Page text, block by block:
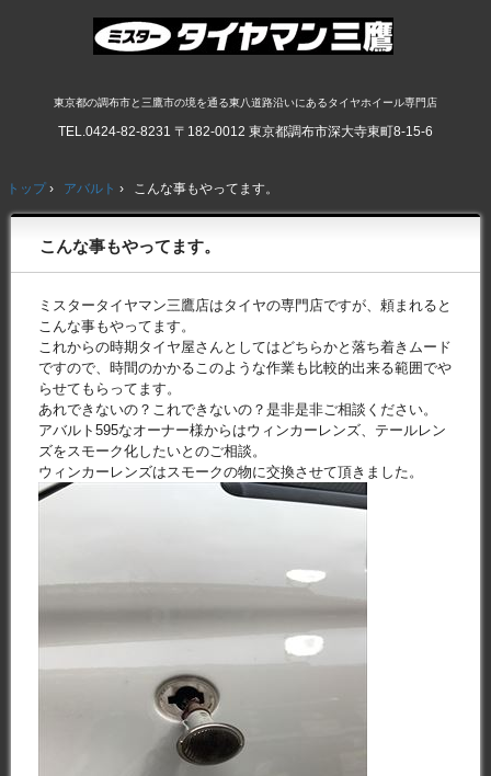
東京都の調布市と三鷹市の境を通る東八道路沿いにあるタイヤホイール専門店
TEL.0424-82-8231 〒182-0012 東京都調布市深大寺東町8-15-6
トップ › アバルト › こんな事もやってます。
こんな事もやってます。
ミスタータイヤマン三鷹店はタイヤの専門店ですが、頼まれると
こんな事もやってます。
これからの時期タイヤ屋さんとしてはどちらかと落ち着きムード
ですので、時間のかかるこのような作業も比較的出来る範囲でや
らせてもらってます。
あれできないの？これできないの？是非是非ご相談ください。
アバルト595なオーナー様からはウィンカーレンズ、テールレン
ズをスモーク化したいとのご相談。
ウィンカーレンズはスモークの物に交換させて頂きました。